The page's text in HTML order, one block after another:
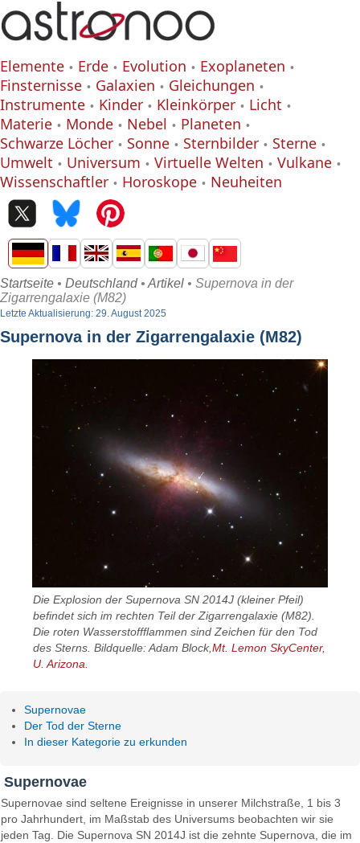
Elemente Erde Evolution
Exoplaneten
Finsternisse
Galaxien
Gleichungen
Instrumente
Kinder Kleinkörper
Licht
Materie
Monde Nebel
Planeten
Schwarze Löcher
Sonne Sternbilder
Sterne
Umwelt
Universum Virtuelle Welten
Vulkane
Wissenschaftler
Horoskope Neuheiten
Startseite • Deutschland• Artikel • Supernova in der
Zigarrengalaxie (M82)
Letzte Aktualisierung: 29. August 2025
Supernova in der Zigarrengalaxie (M82)
Die Explosion der Supernova SN 2014J (kleiner Pfeil)
befindet sich im rechten Teil der Zigarrengalaxie (M82).
Die roten Wasserstoffflammen sind Zeichen für den Tod
des Sterns. Bildquelle: Adam Block,Mt. Lemon SkyCenter,
U. Arizona.
Supernovae
Der Tod der Sterne
In dieser Kategorie zu erkunden
Supernovae
Supernovae sind seltene Ereignisse in unserer Milchstraße, 1 bis 3
pro Jahrhundert, im Maßstab des Universums beobachten wir sie
jeden Tag. Die Supernova SN 2014J ist die zehnte Supernova, die im